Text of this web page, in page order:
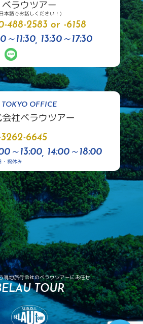
ベラウツアー
本語でお話しください！)
488-2583 or -6158
～11:30, 13:30～17:30
TOKYO OFFICE
社ベラウツアー
6645
～13:00, 14:00～18:00
・祝休み
現地旅行会社のベラウツアーにお任せ
TOUR